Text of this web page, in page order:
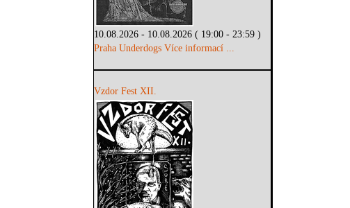
10.08.2026 - 10.08.2026 ( 19:00 - 23:59 )
Praha Underdogs Více informací ...
Vzdor Fest XII.